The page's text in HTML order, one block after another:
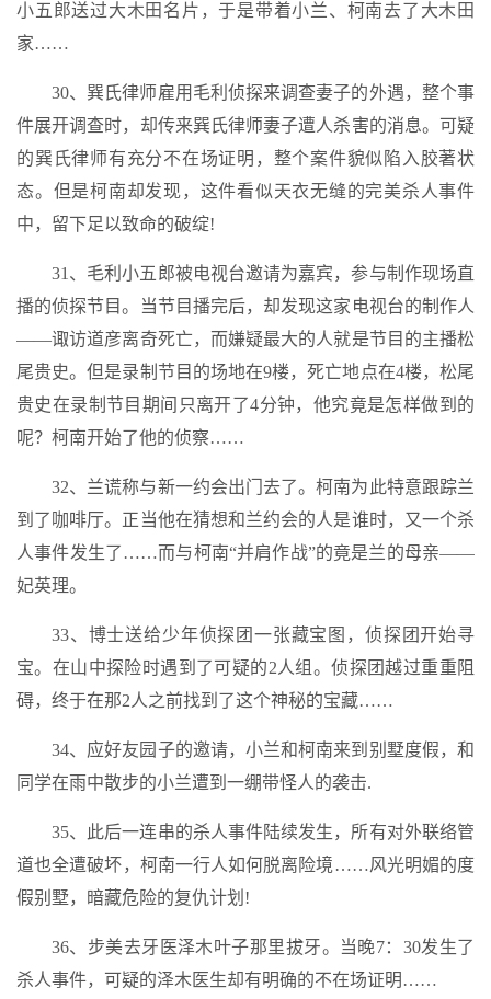
小五郎送过大木田名片，于是带着小兰、柯南去了大木田
家……
30、巽氏律师雇用毛利侦探来调查妻子的外遇，整个事
件展开调查时，却传来巽氏律师妻子遭人杀害的消息。可疑
的巽氏律师有充分不在场证明，整个案件貌似陷入胶著状
态。但是柯南却发现，这件看似天衣无缝的完美杀人事件
中，留下足以致命的破绽!
31、毛利小五郎被电视台邀请为嘉宾，参与制作现场直
播的侦探节目。当节目播完后，却发现这家电视台的制作人
——诹访道彦离奇死亡，而嫌疑最大的人就是节目的主播松
尾贵史。但是录制节目的场地在9楼，死亡地点在4楼，松尾
贵史在录制节目期间只离开了4分钟，他究竟是怎样做到的
呢？柯南开始了他的侦察……
32、兰谎称与新一约会出门去了。柯南为此特意跟踪兰
到了咖啡厅。正当他在猜想和兰约会的人是谁时，又一个杀
人事件发生了……而与柯南“并肩作战”的竟是兰的母亲——
妃英理。
33、博士送给少年侦探团一张藏宝图，侦探团开始寻
宝。在山中探险时遇到了可疑的2人组。侦探团越过重重阻
碍，终于在那2人之前找到了这个神秘的宝藏……
34、应好友园子的邀请，小兰和柯南来到别墅度假，和
同学在雨中散步的小兰遭到一绷带怪人的袭击.
35、此后一连串的杀人事件陆续发生，所有对外联络管
道也全遭破坏，柯南一行人如何脱离险境……风光明媚的度
假别墅，暗藏危险的复仇计划!
36、步美去牙医泽木叶子那里拔牙。当晚7：30发生了
杀人事件，可疑的泽木医生却有明确的不在场证明……